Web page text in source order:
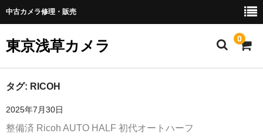
中古カメラ修理・販売
東京浅草カメラ 0
ホーム
おすすめカメラ
革の張替え
タグ: RICOH
2025年7月30日
整備済 Ricoh AUTO HALF 初代オートハーフ